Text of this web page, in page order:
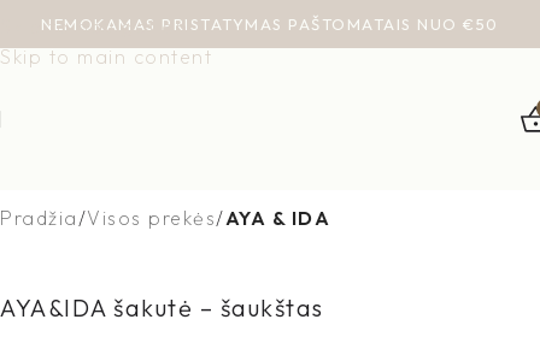
Skip to navigation
Skip to main content
NEMOKAMAS PRISTATYMAS PAŠTOMATAIS NUO €50
Pradžia Visos prekės AYA & IDA
AYA&IDA šakutė – šaukštas